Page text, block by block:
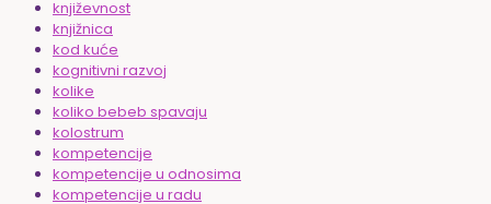
književnost
knjižnica
kod kuće
kognitivni razvoj
kolike
koliko bebeb spavaju
kolostrum
kompetencije
kompetencije u odnosima
kompetencije u radu